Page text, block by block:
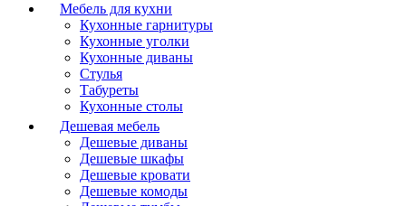
Мебель для кухни
Кухонные гарнитуры
Кухонные уголки
Кухонные диваны
Стулья
Табуреты
Кухонные столы
Дешевая мебель
Дешевые диваны
Дешевые шкафы
Дешевые кровати
Дешевые комоды